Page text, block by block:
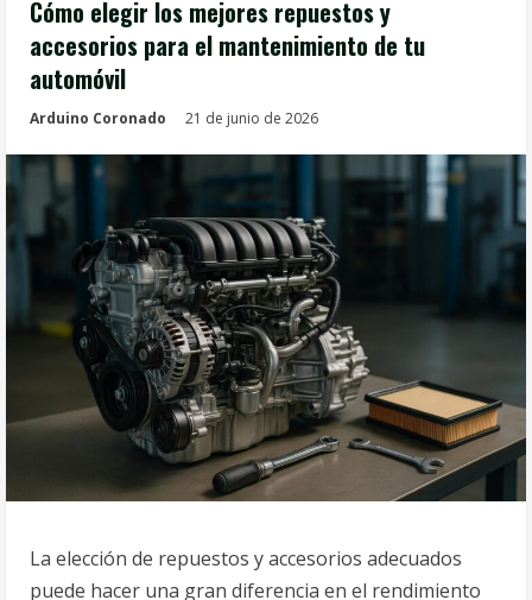
Cómo elegir los mejores repuestos y
accesorios para el mantenimiento de tu
automóvil
Arduino Coronado 21 de junio de 2026
La elección de repuestos y accesorios adecuados
puede hacer una gran diferencia en el rendimiento